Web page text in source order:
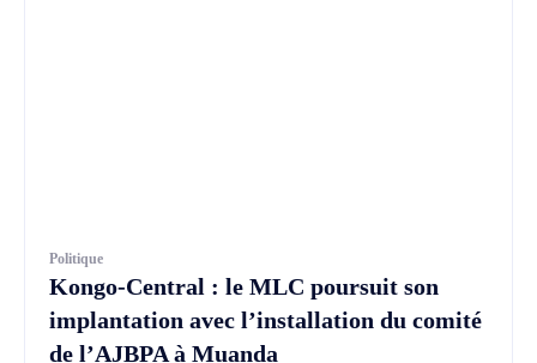
Politique
Kongo-Central : le MLC poursuit son
implantation avec l’installation du comité
de l’AJBPA à Muanda